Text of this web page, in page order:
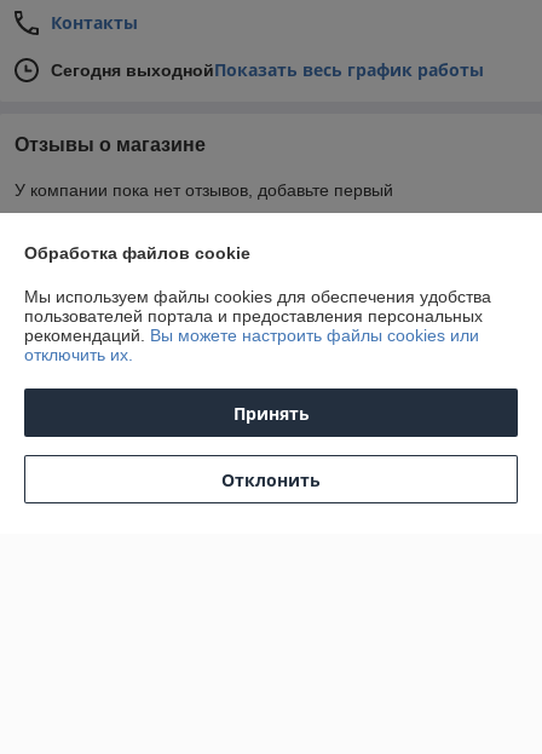
Контакты
Сегодня выходнойПоказать весь график работы
Отзывы о магазине
У компании пока нет отзывов, добавьте первый
О нас
Контакты
График работы
Обработка файлов cookie
Мы используем файлы cookies для обеспечения удобства
пользователей портала и предоставления персональных
рекомендаций. Вы можете настроить файлы cookies или
отключить их.
Принять
Отклонить